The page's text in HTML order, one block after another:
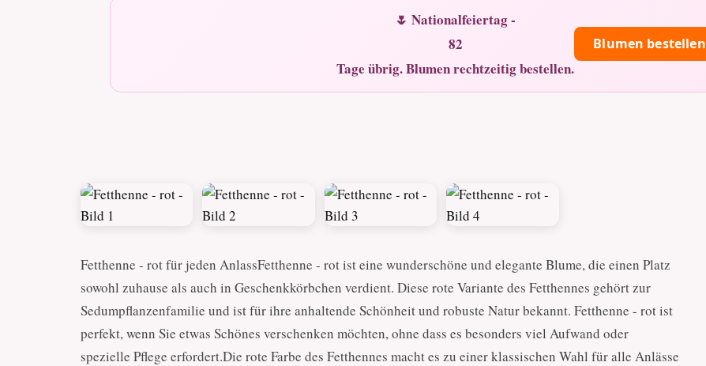
🌷 Nationalfeiertag -
82
Tage übrig. Blumen rechtzeitig bestellen.
Blumen bestellen
Fetthenne - rot für jeden AnlassFetthenne - rot ist eine wunderschöne und elegante Blume, die einen Platz
sowohl zuhause als auch in Geschenkkörbchen verdient. Diese rote Variante des Fetthennes gehört zur
Sedumpflanzenfamilie und ist für ihre anhaltende Schönheit und robuste Natur bekannt. Fetthenne - rot ist
perfekt, wenn Sie etwas Schönes verschenken möchten, ohne dass es besonders viel Aufwand oder
spezielle Pflege erfordert.Die rote Farbe des Fetthennes macht es zu einer klassischen Wahl für alle Anlässe